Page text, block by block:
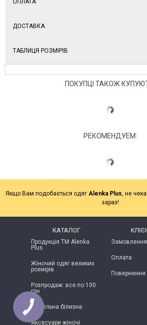
ДОСТАВКА
ТАБЛИЦЯ РОЗМІРІВ
ПОКУПЦІ ТАКОЖ
РЕКОМЕНДУЕМ:
Якщо Вам подобається одяг Alenka Plus , не
зараз!
КАТАЛОГ
Продукція ТМ Alenka
Plus
Жіночий одяг великих
розмірів
Розпродаж: все по 100
грн
Постільна білизна
Аксесуари жіночі
Замовлення
Оплата
Повернення